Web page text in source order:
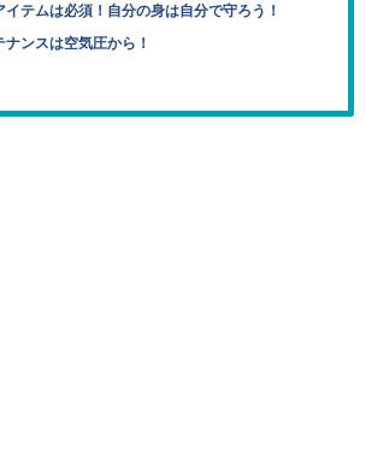
イテムは必須！自分の身は自分で守ろう！
ンスは空気圧から！